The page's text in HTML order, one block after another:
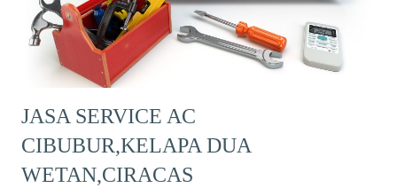
JASA SERVICE AC
CIBUBUR,KELAPA DUA
WETAN,CIRACAS